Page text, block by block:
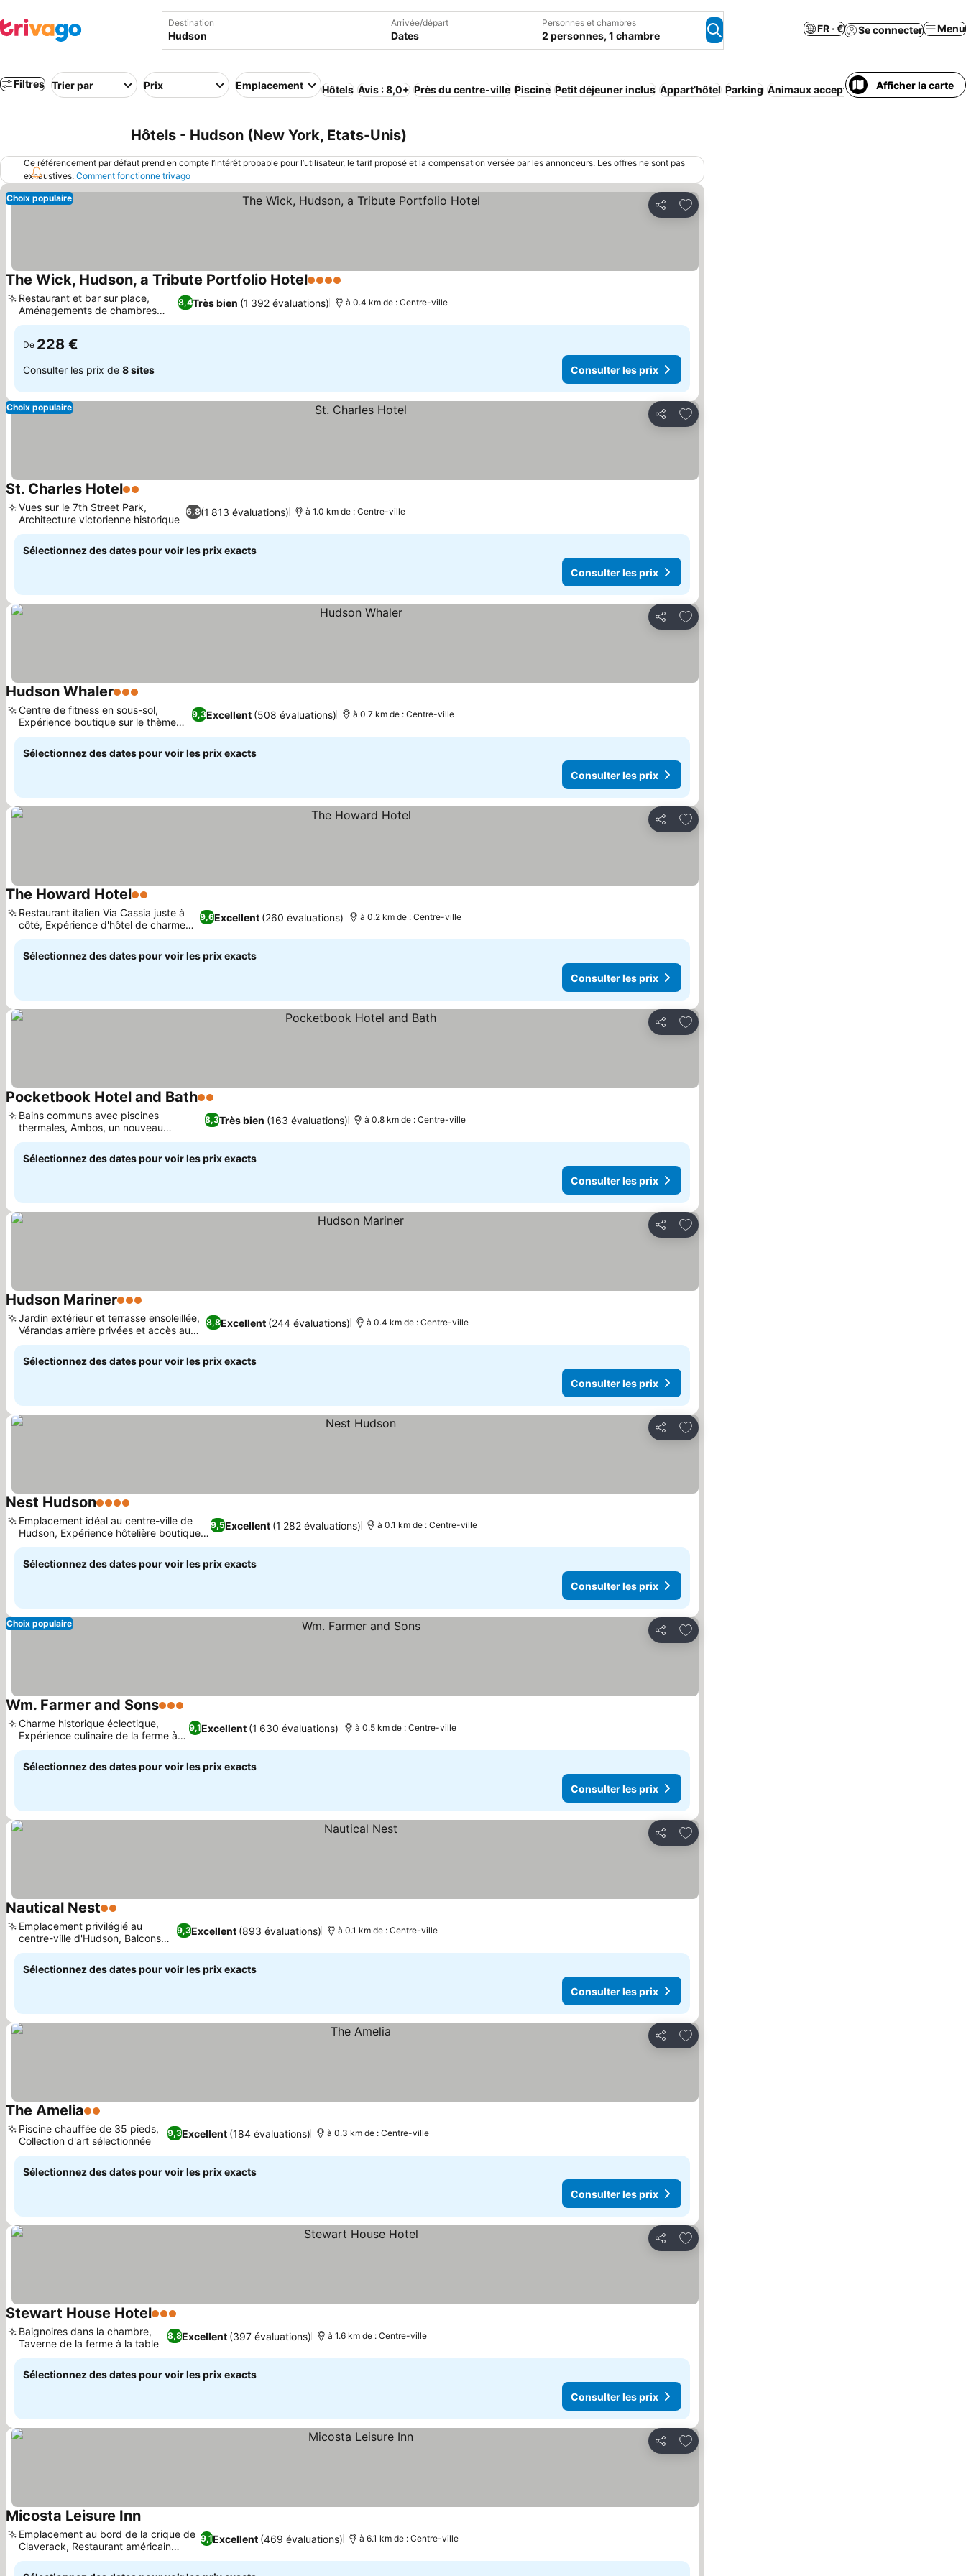
Destination Arrivée/départ
Dates
Personnes et chambres
2 personnes, 1 chambre
FR · € Se connecter Menu
Filtres Trier par Prix Emplacement Hôtels Avis : 8,0+ Près du centre-ville Piscine Petit déjeuner inclus Appart’hôtel Parking Animaux acceptés Climatisation
Afficher la carte
Hôtels - Hudson (New York, Etats-Unis)
Ce référencement par défaut prend en compte l’intérêt probable pour l’utilisateur, le tarif proposé et la compensation versée par les annonceurs. Les offres ne sont pas
exhaustives. Comment fonctionne trivago
Partager
Ajouter à mes favoris
Choix populaire
The Wick, Hudson, a Tribute Portfolio Hotel4 Étoiles
8,4Très bien (1 392 évaluations)
Restaurant et bar sur place,
Aménagements de chambres
uniques
à 0.4 km de : Centre-ville
De 228 €
Consulter les prix de 8 sites Consulter les prix
Partager
Ajouter à mes favoris
Choix populaire
St. Charles Hotel2 Étoiles
6,8(1 813 évaluations)
Vues sur le 7th Street Park,
Architecture victorienne historique
à 1.0 km de : Centre-ville
Sélectionnez des dates pour voir les prix exacts
Consulter les prix
Partager
Ajouter à mes favoris
Hudson Whaler3 Étoiles
9,3Excellent (508 évaluations)
Centre de fitness en sous-sol,
Expérience boutique sur le thème
nautique
à 0.7 km de : Centre-ville
Sélectionnez des dates pour voir les prix exacts
Consulter les prix
Partager
Ajouter à mes favoris
The Howard Hotel2 Étoiles
9,6Excellent (260 évaluations)
Restaurant italien Via Cassia juste à
côté, Expérience d'hôtel de charme
intime
à 0.2 km de : Centre-ville
Sélectionnez des dates pour voir les prix exacts
Consulter les prix
Partager
Ajouter à mes favoris
Pocketbook Hotel and Bath2 Étoiles
8,3Très bien (163 évaluations)
Bains communs avec piscines
thermales, Ambos, un nouveau
restaurant argentin
à 0.8 km de : Centre-ville
Sélectionnez des dates pour voir les prix exacts
Consulter les prix
Partager
Ajouter à mes favoris
Hudson Mariner3 Étoiles
8,8Excellent (244 évaluations)
Jardin extérieur et terrasse ensoleillée,
Vérandas arrière privées et accès au
jardin
à 0.4 km de : Centre-ville
Sélectionnez des dates pour voir les prix exacts
Consulter les prix
Partager
Ajouter à mes favoris
Nest Hudson4 Étoiles
9,5Excellent (1 282 évaluations)
Emplacement idéal au centre-ville de
Hudson, Expérience hôtelière boutique
historique
à 0.1 km de : Centre-ville
Sélectionnez des dates pour voir les prix exacts
Consulter les prix
Partager
Ajouter à mes favoris
Choix populaire
Wm. Farmer and Sons3 Étoiles
9,1Excellent (1 630 évaluations)
Charme historique éclectique,
Expérience culinaire de la ferme à la
table
à 0.5 km de : Centre-ville
Sélectionnez des dates pour voir les prix exacts
Consulter les prix
Partager
Ajouter à mes favoris
Nautical Nest2 Étoiles
9,3Excellent (893 évaluations)
Emplacement privilégié au
centre-ville d'Hudson, Balcons
privés
à 0.1 km de : Centre-ville
Sélectionnez des dates pour voir les prix exacts
Consulter les prix
Partager
Ajouter à mes favoris
The Amelia2 Étoiles
9,3Excellent (184 évaluations)
Piscine chauffée de 35 pieds,
Collection d'art sélectionnée
à 0.3 km de : Centre-ville
Sélectionnez des dates pour voir les prix exacts
Consulter les prix
Partager
Ajouter à mes favoris
Stewart House Hotel3 Étoiles
8,8Excellent (397 évaluations)
Baignoires dans la chambre,
Taverne de la ferme à la table
à 1.6 km de : Centre-ville
Sélectionnez des dates pour voir les prix exacts
Consulter les prix
Partager
Ajouter à mes favoris
Micosta Leisure InnConsulter les prix
9,1Excellent (469 évaluations)
Emplacement au bord de la crique de
Claverack, Restaurant américain
familial
à 6.1 km de : Centre-ville